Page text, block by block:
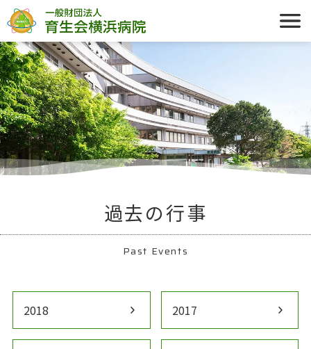
過去の行事
Past Events
2018 chevron_right 2017 chevron_right